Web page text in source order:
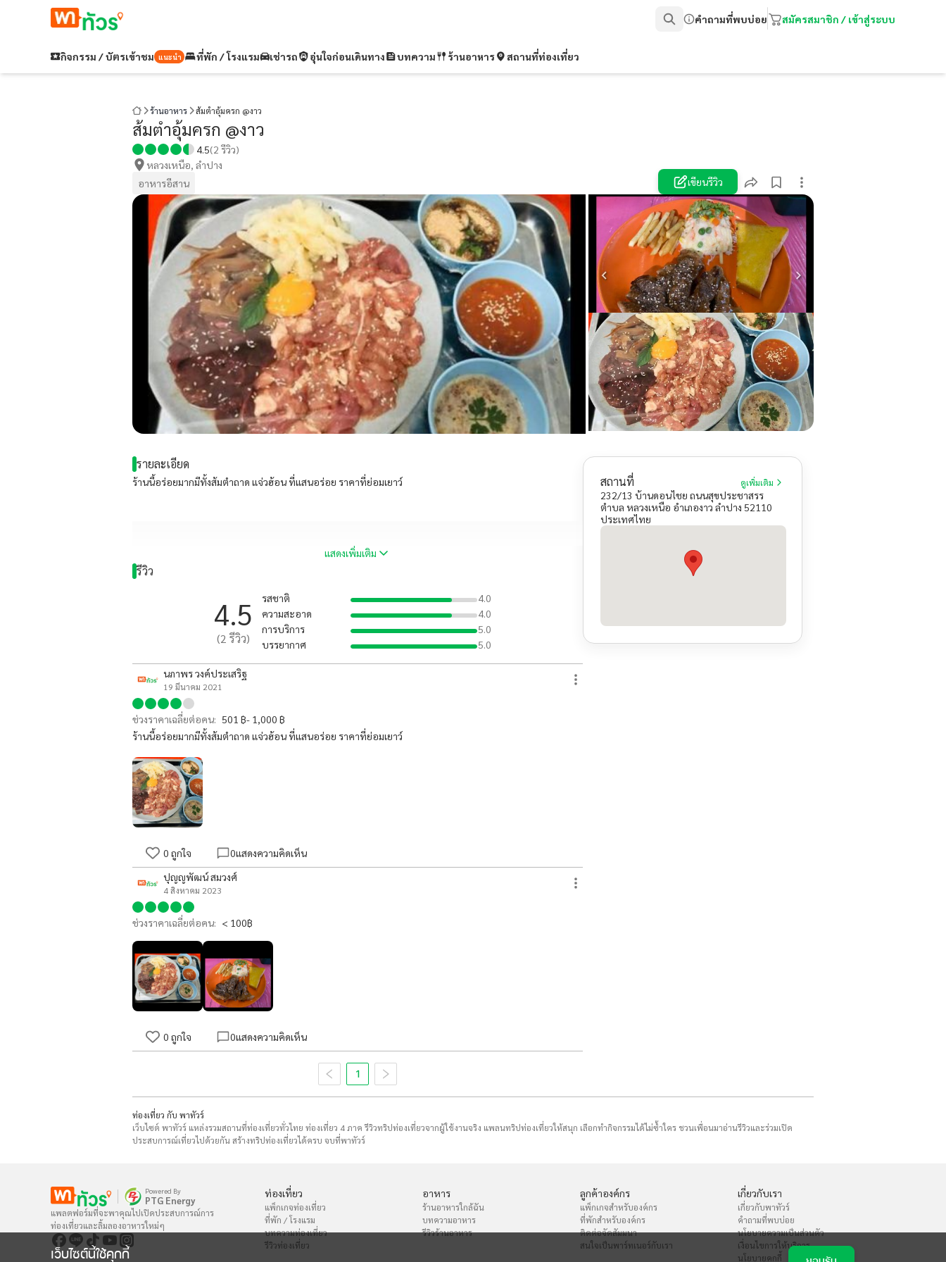
คำถามที่พบบ่อย สมัครสมาชิก / เข้าสู่ระบบ
กิจกรรม / บัตรเข้าชม แนะนำ ที่พัก / โรงแรม เช่ารถ อุ่นใจก่อนเดินทาง บทความ ร้านอาหาร สถานที่ท่องเที่ยว
เว็บไซต์นี้ใช้คุกกี้
ร้านอาหาร ส้มตำอุ้มครก @งาว
ส้มตำอุ้มครก @งาว
4.5(2 รีวิว)
หลวงเหนือ, ลำปาง
อาหารอีสาน
เขียนรีวิว
รายละเอียด
ร้านนี้อร่อยมากมีทั้งส้มตำถาด แจ่วฮ้อน ที่แสนอร่อย ราคาที่ย่อมเยาว์
แสดงเพิ่มเติม
รีวิว
4.5
(2 รีวิว)
รสชาติ
4.0
ความสะอาด
4.0
การบริการ
5.0
บรรยากาศ
5.0
นภาพร วงค์ประเสริฐ
19 มีนาคม 2021
ช่วงราคาเฉลี่ยต่อคน: 501 ฿- 1,000 ฿
ร้านนี้อร่อยมากมีทั้งส้มตำถาด แจ่วฮ้อน ที่แสนอร่อย ราคาที่ย่อมเยาว์
0 ถูกใจ 0แสดงความคิดเห็น
ปุญญพัฒน์ สมวงศ์
4 สิงหาคม 2023
ช่วงราคาเฉลี่ยต่อคน: < 100฿
0 ถูกใจ 0แสดงความคิดเห็น
1
สถานที่ ดูเพิ่มเติม
232/13 บ้านดอนไชย ถนนสุขประชาสรร
ตำบล หลวงเหนือ อำเภองาว ลำปาง 52110
ประเทศไทย
ท่องเที่ยว กับ พาทัวร์
เว็บไซต์ พาทัวร์ แหล่งรวมสถานที่ท่องเที่ยวทั่วไทย ท่องเที่ยว 4 ภาค รีวิวทริปท่องเที่ยวจากผู้ใช้งานจริง แพลนทริปท่องเที่ยวให้สนุก เลือกทำกิจกรรมได้ไม่ซ้ำใคร ชวนเพื่อนมาอ่านรีวิวและร่วมเปิด
ประสบการณ์เที่ยวไปด้วยกัน สร้างทริปท่องเที่ยวได้ครบ จบที่พาทัวร์
Powered By
PTG Energy
แพลตฟอร์มที่จะพาคุณไปเปิดประสบการณ์การ
ท่องเที่ยวและลิ้มลองอาหารใหม่ๆ
ท่องเที่ยว
แพ็กเกจท่องเที่ยว
ที่พัก / โรงแรม
บทความท่องเที่ยว
รีวิวท่องเที่ยว
อาหาร
ร้านอาหารใกล้ฉัน
บทความอาหาร
รีวิวร้านอาหาร
ลูกค้าองค์กร
แพ็กเกจสำหรับองค์กร
ที่พักสำหรับองค์กร
ติดต่อจัดสัมมนา
สนใจเป็นพาร์ทเนอร์กับเรา
เกี่ยวกับเรา
เกี่ยวกับพาทัวร์
คำถามที่พบบ่อย
นโยบายความเป็นส่วนตัว
เงื่อนไขการให้บริการ
นโยบายคุกกี้